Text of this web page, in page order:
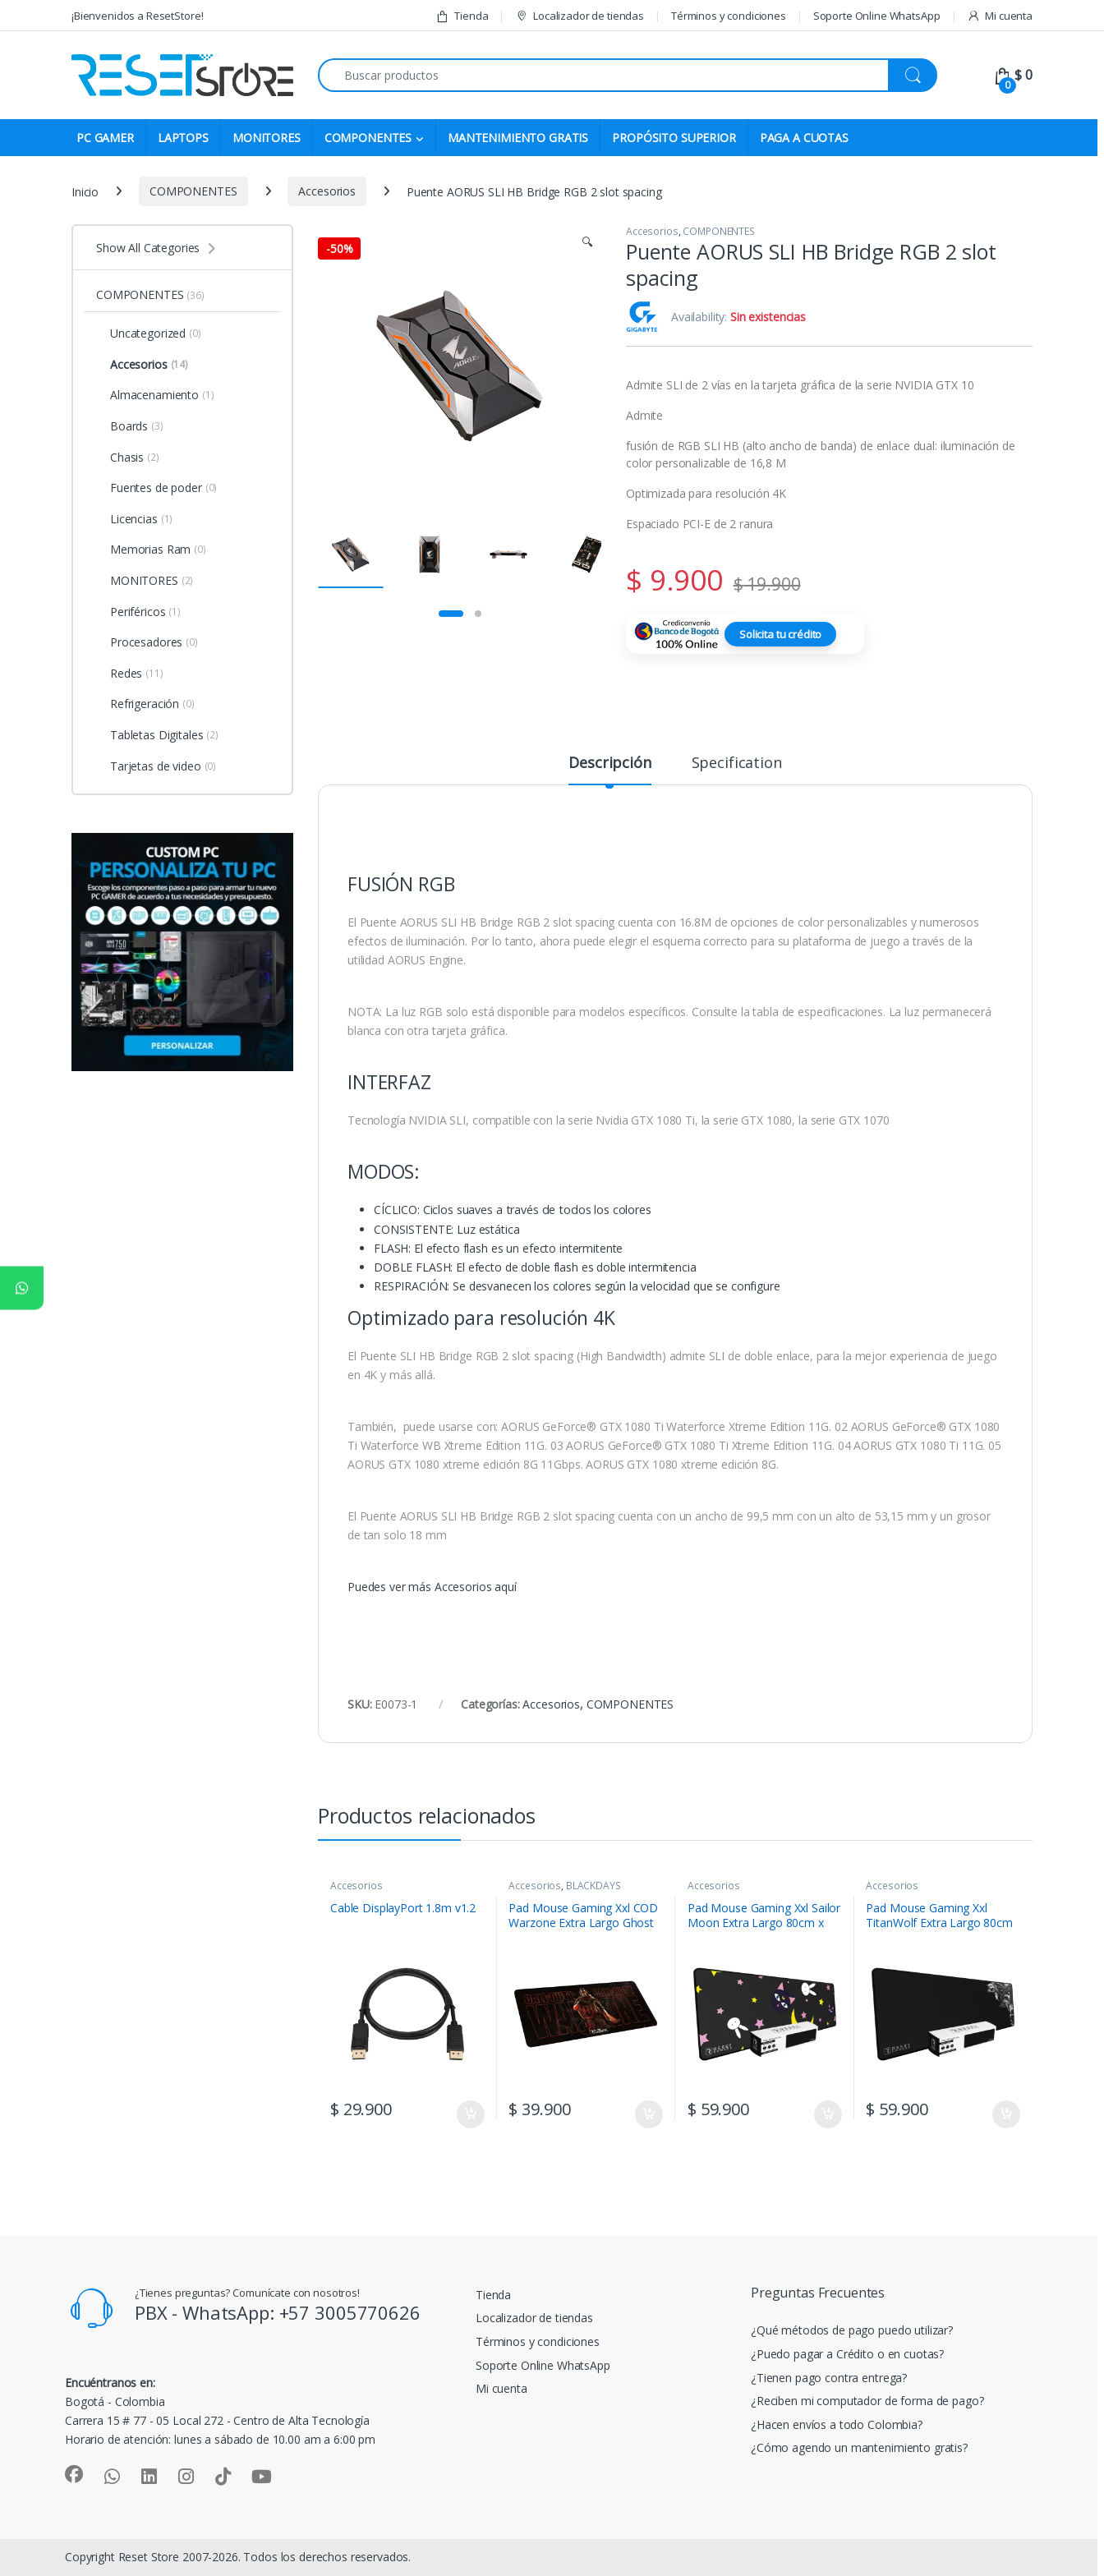
Skip to navigation
Skip to content¡Bienvenidos a ResetStore! Tienda Localizador de tiendas Términos y condiciones Soporte Online WhatsApp Mi cuenta
Search for:
0
$0
PC GAMER LAPTOPS MONITORES COMPONENTES MANTENIMIENTO GRATIS PROPÓSITO SUPERIOR PAGA A CUOTAS
Inicio COMPONENTES Accesorios Puente AORUS SLI HB Bridge RGB 2 slot spacing
-50% 🔍
Accesorios, COMPONENTES
Puente AORUS SLI HB Bridge RGB 2 slot
spacing
Availability:Sin existencias
Admite SLI de 2 vías en la tarjeta gráfica de la serie NVIDIA GTX 10
Admite
fusión de RGB SLI HB (alto ancho de banda) de enlace dual: iluminación de
color personalizable de 16,8 M
Optimizada para resolución 4K
Espaciado PCI-E de 2 ranura
$ 9.900 $19.900
Solicita tu crédito
Descripción Specification
FUSIÓN RGB
El Puente AORUS SLI HB Bridge RGB 2 slot spacing cuenta con 16.8M de opciones de color personalizables y numerosos
efectos de iluminación. Por lo tanto, ahora puede elegir el esquema correcto para su plataforma de juego a través de la
utilidad AORUS Engine.
NOTA: La luz RGB solo está disponible para modelos específicos. Consulte la tabla de especificaciones. La luz permanecerá
blanca con otra tarjeta gráfica.
INTERFAZ
Tecnología NVIDIA SLI, compatible con la serie Nvidia GTX 1080 Ti, la serie GTX 1080, la serie GTX 1070
MODOS:
CÍCLICO: Ciclos suaves a través de todos los colores
CONSISTENTE: Luz estática
FLASH: El efecto flash es un efecto intermitente
DOBLE FLASH: El efecto de doble flash es doble intermitencia
RESPIRACIÓN: Se desvanecen los colores según la velocidad que se configure
Optimizado para resolución 4K
El Puente SLI HB Bridge RGB 2 slot spacing (High Bandwidth) admite SLI de doble enlace, para la mejor experiencia de juego
en 4K y más allá.
También, puede usarse con: AORUS GeForce® GTX 1080 Ti Waterforce Xtreme Edition 11G. 02 AORUS GeForce® GTX 1080
Ti Waterforce WB Xtreme Edition 11G. 03 AORUS GeForce® GTX 1080 Ti Xtreme Edition 11G. 04 AORUS GTX 1080 Ti 11G. 05
AORUS GTX 1080 xtreme edición 8G 11Gbps. AORUS GTX 1080 xtreme edición 8G.
El Puente AORUS SLI HB Bridge RGB 2 slot spacing cuenta con un ancho de 99,5 mm con un alto de 53,15 mm y un grosor
de tan solo 18 mm
Puedes ver más Accesorios aquí
SKU: E0073-1 Categorías:Accesorios, COMPONENTES
Productos relacionados
Accesorios
Cable DisplayPort 1.8m v1.2
$ 29.900
Accesorios, BLACKDAYS
Pad Mouse Gaming Xxl COD
Warzone Extra Largo Ghost
$ 39.900
Accesorios
Pad Mouse Gaming Xxl Sailor
Moon Extra Largo 80cm x
$ 59.900
Accesorios
Pad Mouse Gaming Xxl
TitanWolf Extra Largo 80cm
$ 59.900
Show All Categories
COMPONENTES (36)
Uncategorized (0)
Accesorios (14)
Almacenamiento (1)
Boards (3)
Chasis (2)
Fuentes de poder (0)
Licencias (1)
Memorias Ram (0)
MONITORES (2)
Periféricos (1)
Procesadores (0)
Redes (11)
Refrigeración (0)
Tabletas Digitales (2)
Tarjetas de video (0)
¿Tienes preguntas? Comunícate con nosotros!
PBX - WhatsApp: +57 3005770626
Encuéntranos en:
Bogotá - Colombia
Carrera 15 # 77 - 05 Local 272 - Centro de Alta Tecnología
Horario de atención: lunes a sábado de 10.00 am a 6:00 pm
Tienda
Localizador de tiendas
Términos y condiciones
Soporte Online WhatsApp
Mi cuenta
Preguntas Frecuentes
¿Qué métodos de pago puedo utilizar?
¿Puedo pagar a Crédito o en cuotas?
¿Tienen pago contra entrega?
¿Reciben mi computador de forma de pago?
¿Hacen envíos a todo Colombia?
¿Cómo agendo un mantenimiento gratis?
Copyright Reset Store 2007-2026. Todos los derechos reservados.